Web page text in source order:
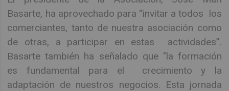
Basarte, ha aprovechado para “invitar a todos los
comerciantes, tanto de nuestra asociación como
de otras, a participar en estas actividades”.
Basarte también ha señalado que "la formación
es fundamental para el crecimiento y la
adaptación de nuestros negocios. Esta jornada